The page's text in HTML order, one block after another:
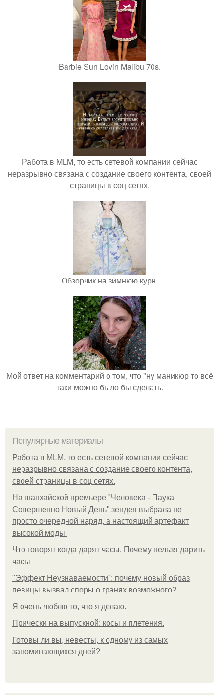
Barbie Sun Lovin Malibu 70s.
Работа в MLM, то есть сетевой компании сейчас
неразрывно связана с создание своего контента, своей
страницы в соц сетях.
Обзорчик на зимнюю курн.
Мой ответ на комментарий о том, что "ну маникюр то всё
таки можно было бы сделать.
Популярные материалы
Работа в MLM, то есть сетевой компании сейчас
неразрывно связана с создание своего контента,
своей страницы в соц сетях.
На шанхайской премьере "Человека - Паука:
Совершенно Новый День" зендея выбрала не
просто очередной наряд, а настоящий артефакт
высокой моды.
Что говорят когда дарят часы. Почему нельзя дарить
часы
"Эффект Неузнаваемости": почему новый образ
певицы вызвал споры о гранях возможного?
Я очень люблю то, что я делаю.
Прически на выпускной: косы и плетения.
Готовы ли вы, невесты, к одному из самых
запоминающихся дней?